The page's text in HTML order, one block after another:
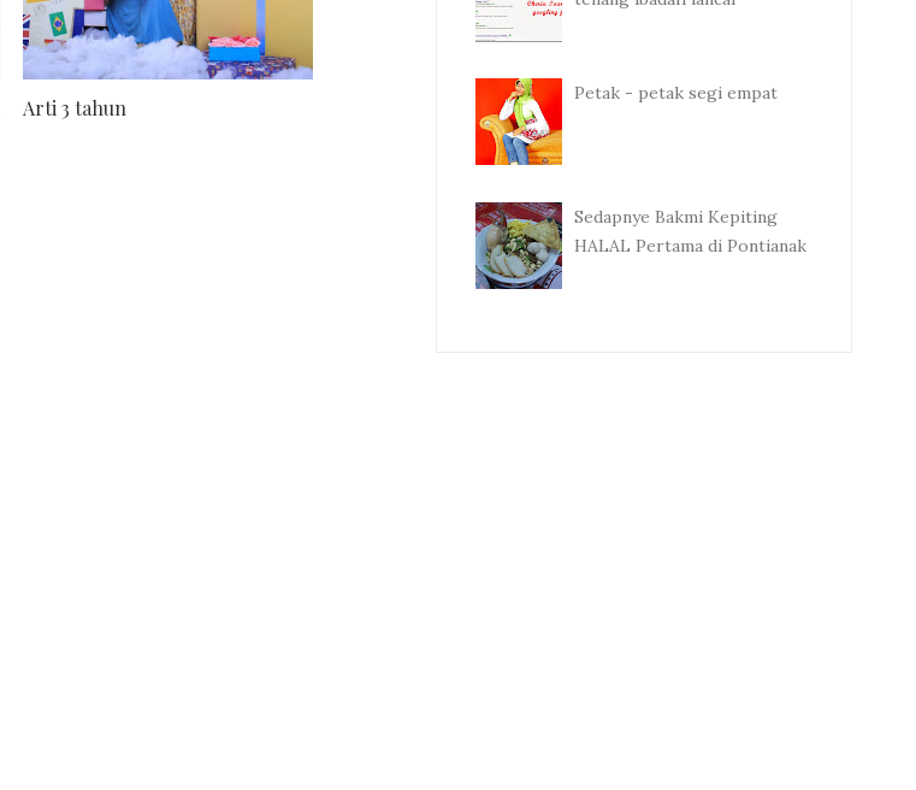
Arti 3 tahun
Petak - petak segi empat
Sedapnye Bakmi Kepiting
HALAL Pertama di Pontianak